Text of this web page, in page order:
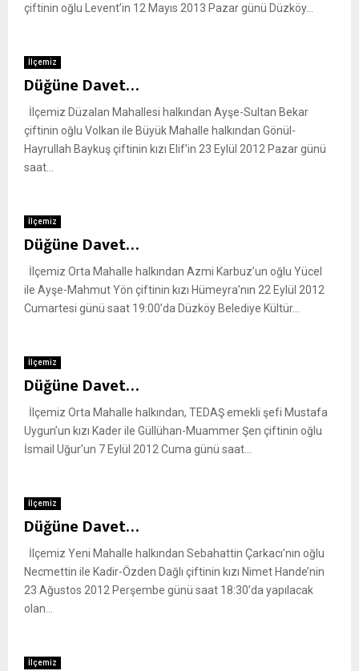
çiftinin oğlu Levent’in 12 Mayıs 2013 Pazar günü Düzköy...
İlçemiz
Düğüne Davet…
İlçemiz Düzalan Mahallesi halkından Ayşe-Sultan Bekar
çiftinin oğlu Volkan ile Büyük Mahalle halkından Gönül-
Hayrullah Baykuş çiftinin kızı Elif’in 23 Eylül 2012 Pazar günü
saat...
İlçemiz
Düğüne Davet…
İlçemiz Orta Mahalle halkından Azmi Karbuz’un oğlu Yücel
ile Ayşe-Mahmut Yön çiftinin kızı Hümeyra’nın 22 Eylül 2012
Cumartesi günü saat 19:00’da Düzköy Belediye Kültür...
İlçemiz
Düğüne Davet…
İlçemiz Orta Mahalle halkından, TEDAŞ emekli şefi Mustafa
Uygun’un kızı Kader ile Güllühan-Muammer Şen çiftinin oğlu
İsmail Uğur’un 7 Eylül 2012 Cuma günü saat...
İlçemiz
Düğüne Davet…
İlçemiz Yeni Mahalle halkından Sebahattin Çarkacı’nın oğlu
Necmettin ile Kadir-Özden Dağlı çiftinin kızı Nimet Hande’nin
23 Ağustos 2012 Perşembe günü saat 18:30’da yapılacak
olan...
İlçemiz